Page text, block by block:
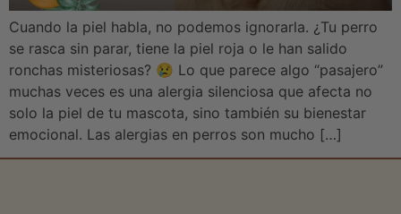
Cuando la piel habla, no podemos ignorarla. ¿Tu perro
se rasca sin parar, tiene la piel roja o le han salido
ronchas misteriosas? 😢 Lo que parece algo “pasajero”
muchas veces es una alergia silenciosa que afecta no
solo la piel de tu mascota, sino también su bienestar
emocional. Las alergias en perros son mucho […]